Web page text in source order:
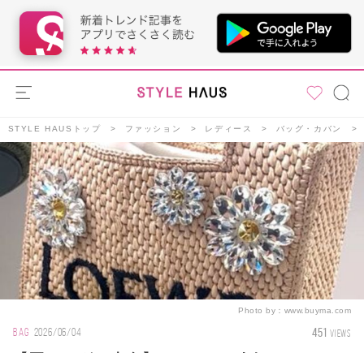
STYLE HAUSトップ ファッション レディース バッグ・カバン
Photo by： www.buyma.com
BAG 2026/06/04 451 VIEWS